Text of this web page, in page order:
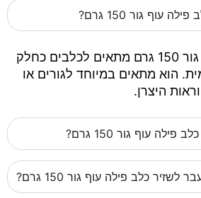
עוף גור 150 גרם?
שזיר כלב פילה עוף גור 150 גרם מתאים לכלבים כחלק
הוא מתאים במיוחד לגורים או
היצרן.
עוף גור 150 גרם?
כלב פילה עוף גור 150 גרם?